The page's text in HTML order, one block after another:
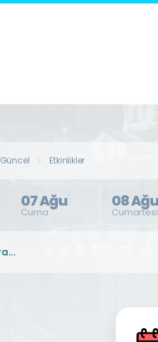
Güncel Etkinlikler
07 Ağu
Cuma
08 Ağu
Cumartesi